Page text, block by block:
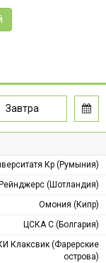
Завтра
Кр (Румыния)
Рейнджерс (Шотландия)
Омония (Кипр)
ЦСКА С (Болгария)
Клаксвик (Фарерские
острова)